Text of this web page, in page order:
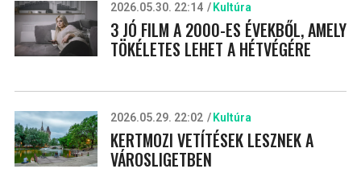
2026.05.30. 22:14 Kultúra
3 JÓ FILM A 2000-ES ÉVEKBŐL, AMELY
TÖKÉLETES LEHET A HÉTVÉGÉRE
2026.05.29. 22:02 Kultúra
KERTMOZI VETÍTÉSEK LESZNEK A
VÁROSLIGETBEN